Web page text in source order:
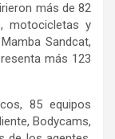
más de 82
motocicletas y
Sandcat,
más 123
85 equipos
Bodycams,